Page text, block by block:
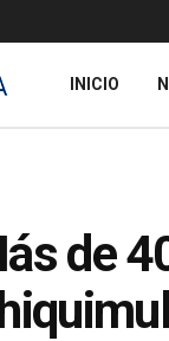
INICIO
de